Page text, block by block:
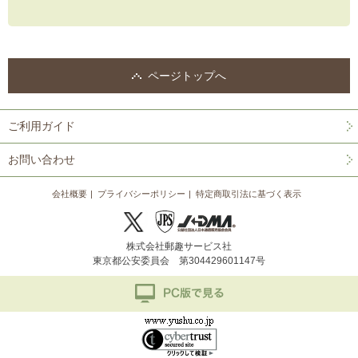
ページトップへ
ご利用ガイド
お問い合わせ
会社概要 プライバシーポリシー 特定商取引法に基づく表示
株式会社郵趣サービス社
東京都公安委員会 第304429601147号